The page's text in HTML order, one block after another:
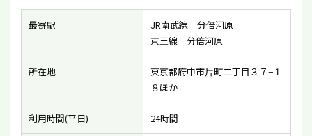
最寄駅
JR南武線 分倍河原
京王線 分倍河原
所在地
東京都府中市片町二丁目３７−１
８ほか
利用時間(平日) 24時間